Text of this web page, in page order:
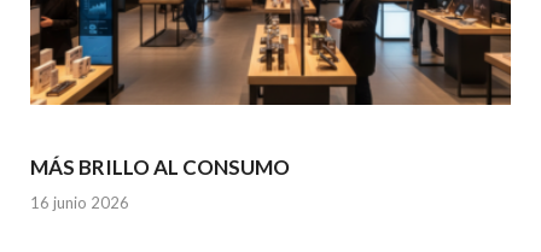
MÁS BRILLO AL CONSUMO
16 junio 2026